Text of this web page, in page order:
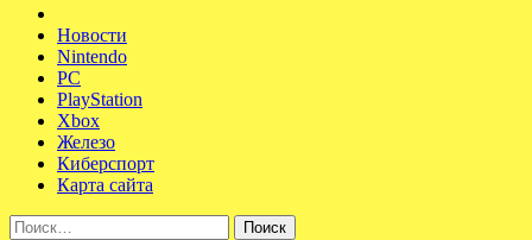
Новости
Nintendo
PC
PlayStation
Xbox
Железо
Киберспорт
Карта сайта
Найти: